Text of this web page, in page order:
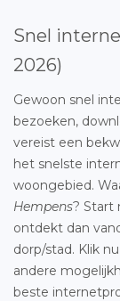
Snel
2026)
Gewoon snel
bezoeken,
vereist een
het snelste
woongebied.
Hempens? Start
ontdekt dan
dorp/stad. Klik
andere
beste